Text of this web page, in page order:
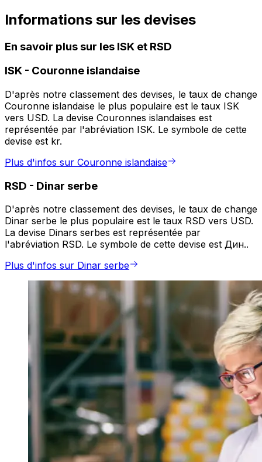
Informations sur les devises
En savoir plus sur les ISK et RSD
ISK - Couronne islandaise
D'après notre classement des devises, le taux de change
Couronne islandaise le plus populaire est le taux ISK
vers USD. La devise Couronnes islandaises est
représentée par l'abréviation ISK. Le symbole de cette
devise est kr.
Plus d'infos sur Couronne islandaise
RSD - Dinar serbe
D'après notre classement des devises, le taux de change
Dinar serbe le plus populaire est le taux RSD vers USD.
La devise Dinars serbes est représentée par
l'abréviation RSD. Le symbole de cette devise est Дин..
Plus d'infos sur Dinar serbe